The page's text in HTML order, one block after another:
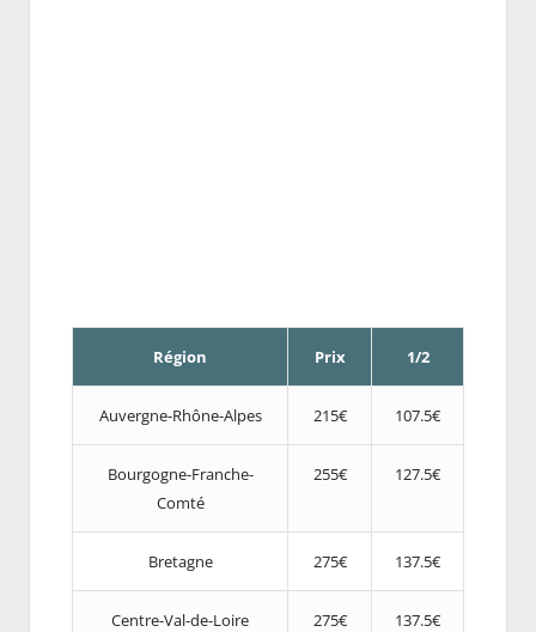
Région Prix 1/2
Auvergne-Rhône-Alpes 215€ 107.5€
Bourgogne-Franche-
Comté
255€ 127.5€
Bretagne 275€ 137.5€
Centre-Val-de-Loire 275€ 137.5€